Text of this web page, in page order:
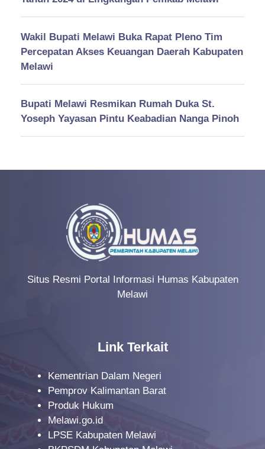
Wakil Bupati Melawi Buka Rapat Pleno Tim
Percepatan Akses Keuangan Daerah Kabupaten
Melawi
Bupati Melawi Resmikan Rumah Duka St.
Yoseph Yayasan Pintu Keabadian Nanga Pinoh
Situs Resmi Portal Informasi Humas Kabupaten
Melawi
Link Terkait
Kementrian Dalam Negeri
Pemprov Kalimantan Barat
Produk Hukum
Melawi.go.id
LPSE Kabupaten Melawi